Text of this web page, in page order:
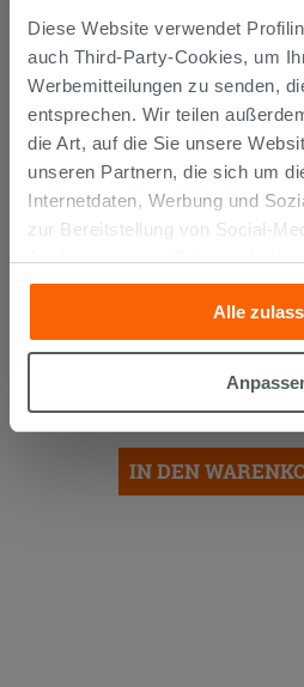
Diese Website verwendet
auch Third-Party-Cookies, um
Werbemitteilungen zu senden,
entsprechen. Wir teilen
die Art, auf die Sie unsere
unseren Partnern, die sich um
Internetdaten, Werbung und
zur Bereitstellung von Social-
Analyse unseres
anderen Informationen, die Sie
die sie aufgrund Ihrer
gesammelt haben,
möchten oder Ihre Zustimmung
Zustimmung kann durch Klicken
Alle
cm BELGRAVIA
170,00 € /STK.
IN DEN